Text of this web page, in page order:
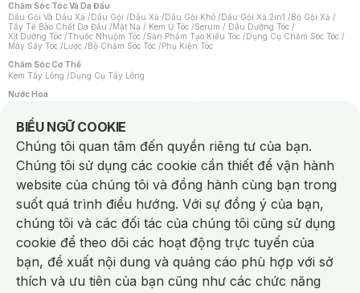
Chăm Sóc Tóc Và Da Đầu
Dầu Gội Và Dầu Xả /Dầu Gội /Dầu Xả /Dầu Gội Khô /Dầu Gội Xả 2in1 /Bộ Gội Xả /
Tẩy Tế Bào Chết Da Đầu /Mặt Nạ / Kem Ủ Tóc /Serum / Dầu Dưỡng Tóc /
Xịt Dưỡng Tóc /Thuốc Nhuộm Tóc /Sản Phẩm Tạo Kiểu Tóc /Dụng Cụ Chăm Sóc Tóc /
Máy Sấy Tóc /Lược /Bộ Chăm Sóc Tóc /Phụ Kiện Tóc
Chăm Sóc Cơ Thể
Kem Tẩy Lông /Dụng Cụ Tẩy Lông
Nước Hoa
Nước Hoa Nữ
Chăm Sóc Cá Nhân
Chống Muỗi /Khẩu Trang /Máy Massage/Mặt Nạ Xông Hơi /Nước Rửa Tay/
Sản Phẩm Chăm Sóc Khác /Bàn Chải Đánh Răng /Bàn Chải Điện/
Hỗ Trợ Trắng Răng/Kem Đánh Răng /Máy Tăm Nước/ Nước Súc Miệng/
Tăm / Chỉ Nha Khoa/ Xịt Thơm Miệng / Dung Dịch Vệ Sinh/Dưỡng Vùng Kín/
Khăn Ướt Vệ Sinh Vùng Kín/Băng Vệ Sinh/Tampon/Bọt Cạo Râu /Dao Cạo Râu/
Máy Cạo Râu
Vấn Đề Về Da
Da Dầu / Lỗ Chân Lông To/ Da Khô / Mất Nước/ Da Lão Hóa/ Da Mụn/
Da Nhạy Cảm / Kích Ứng
Da Xỉn Màu Thâm / Nám / Tàn Nhang
Quầng Thâm & Bọng Mắt /Sẹo /Viêm Da Cơ Địa
Dụng Cụ / Phụ Kiện Chăm Sóc Da
Bông Tẩy Trang
Khăn Lau Mặt Khô Dụng Cụ / Máy Rửa Mặt Máy Chăm Sóc Da
Dụng Cụ Chăm Sóc Khác
BIỂU NGỮ COOKIE
Notice about cookies usage
Chúng tôi quan tâm đến quyền riêng tư của bạn.
Chúng tôi sử dụng các cookie cần thiết để vận hành
website của chúng tôi và đồng hành cùng bạn trong
suốt quá trình điều hướng. Với sự đồng ý của bạn,
chúng tôi và các đối tác của chúng tôi cũng sử dụng
cookie để theo dõi các hoạt động trực tuyến của
bạn, đề xuất nội dung và quảng cáo phù hợp với sở
thích và ưu tiên của bạn cũng như các chức năng